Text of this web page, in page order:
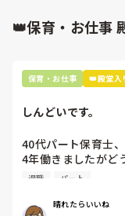
👑保育・お仕事
保育・お仕事 👑殿堂入
しんどいです。
40代パート保育士
4年働きましたがど
退職しようと思って
周りの職員は、勤
退職 パート
晴れたらいいね